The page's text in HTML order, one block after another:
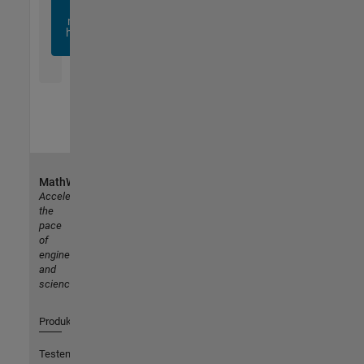
noch
heute
MathWorks
Accelerating
the
pace
of
engineering
and
science
Produkte
Testen oder Kaufen